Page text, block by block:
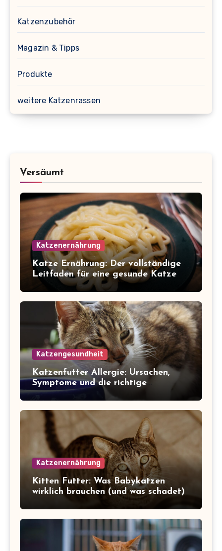
Katzenzubehör
Magazin & Tipps
Produkte
weitere Katzenrassen
Versäumt
Katzenernährung
Katze Ernährung: Der vollständige
Leitfaden für eine gesunde Katze
Katzengesundheit
Katzenfutter Allergie: Ursachen,
Symptome und die richtige
Ernährung
Katzenernährung
Kitten Futter: Was Babykatzen
wirklich brauchen (und was schadet)